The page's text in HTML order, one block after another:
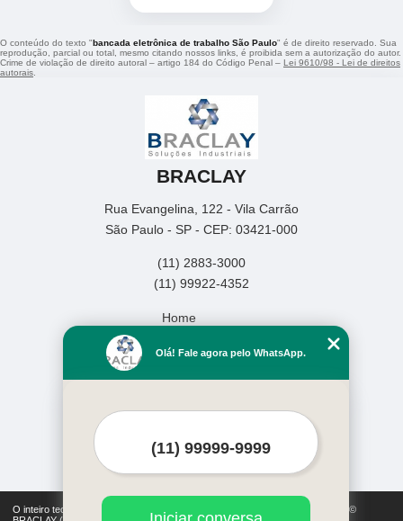
O conteúdo do texto "bancada eletrônica de trabalho São Paulo" é de direito reservado. Sua
reprodução, parcial ou total, mesmo citando nossos links, é proibida sem a autorização do autor.
Crime de violação de direito autoral – artigo 184 do Código Penal – Lei 9610/98 - Lei de direitos
autorais
BRACLAY
Rua Evangelina, 122 - Vila Carrão
São Paulo - SP - CEP: 03421-000
(11) 2883-3000
(11) 99922-4352
Home
Missão
Produtos
Mapa do site
O inteiro teor deste site está sujeito à proteção de direitos autorais. Copyright©
Olá! Fale agora pelo WhatsApp.